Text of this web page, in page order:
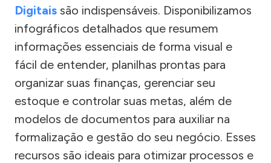
Digitais são indispensáveis. Disponibilizamos
infográficos detalhados que resumem
informações essenciais de forma visual e
fácil de entender, planilhas prontas para
organizar suas finanças, gerenciar seu
estoque e controlar suas metas, além de
modelos de documentos para auxiliar na
formalização e gestão do seu negócio. Esses
recursos são ideais para otimizar processos e